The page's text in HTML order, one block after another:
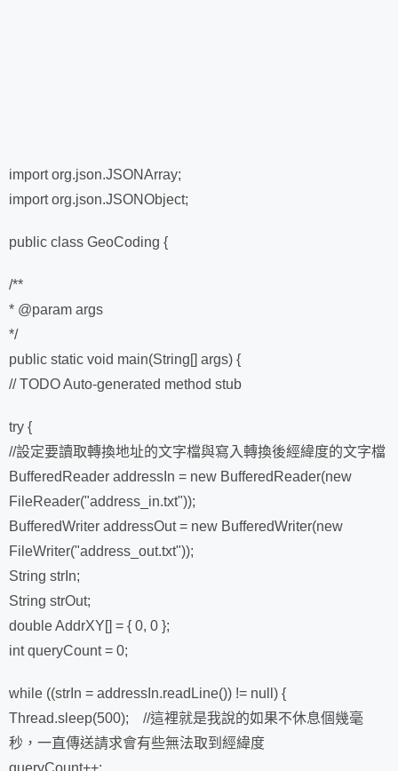
import org.json.JSONArray;
import org.json.JSONObject;
public class GeoCoding {
/**
* @param args
*/
public static void main(String[] args) {
// TODO Auto-generated method stub
try {
//設定要讀取轉換地址的文字檔與寫入轉換後經緯度的文字檔
BufferedReader addressIn = new BufferedReader(new
FileReader("address_in.txt"));
BufferedWriter addressOut = new BufferedWriter(new
FileWriter("address_out.txt"));
String strIn;
String strOut;
double AddrXY[] = { 0, 0 };
int queryCount = 0;
while ((strIn = addressIn.readLine()) != null) {
Thread.sleep(500); //這裡就是我說的如果不休息個幾毫
秒，一直傳送請求會有些無法取到經緯度
queryCount++;